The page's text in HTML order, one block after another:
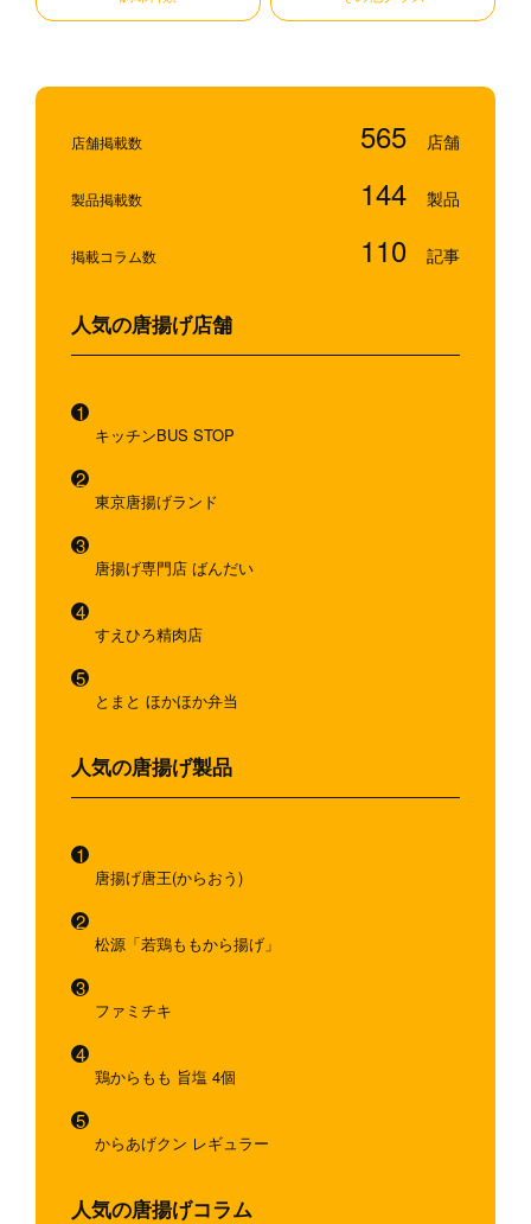
店舗掲載数 565
製品掲載数 144
掲載コラム数 110
人気の唐揚げ店舗
キッチンBUS STOP
東京唐揚げランド
唐揚げ専門店 ばんだい
すえひろ精肉店
とまと ほかほか弁当
人気の唐揚げ製品
唐揚げ唐王(からおう)
松源「若鶏ももから揚げ」
ファミチキ
鶏からもも 旨塩 4個
からあげクン レギュラー
人気の唐揚げコラム